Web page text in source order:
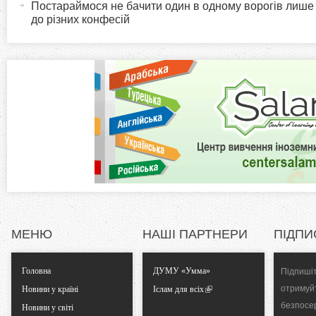
z
a
l
T
в
Постараймося не бачити один в одному ворогів лише
до різних конфесій
МЕНЮ
Головна
Новини у країні
Новини у світі
НАШІ ПАРТНЕРИ
ДУМУ «Умма»
Іслам для всіх